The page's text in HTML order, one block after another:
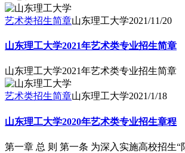
艺术类招生简章山东理工大学2021/11/20
山东理工大学2021年艺术类专业招生简章
山东理工大学2021年艺术类专业招生简章
艺术类招生简章山东理工大学2021/1/18
山东理工大学2020年艺术类专业招生章程
第一章 总 则 第一条 为深入实施高校招生“